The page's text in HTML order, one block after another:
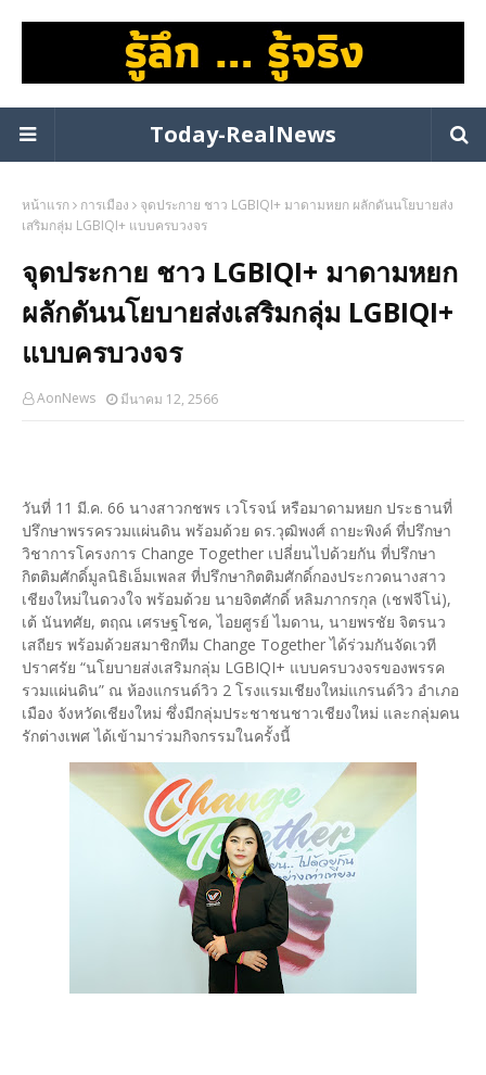
Today-RealNews
หน้าแรก การเมือง
จุดประกาย ชาว LGBIQI+ มาดามหยก ผลักดันนโยบายส่ง
เสริมกลุ่ม LGBIQI+ แบบครบวงจร
จุดประกาย ชาว LGBIQI+ มาดามหยก
ผลักดันนโยบายส่งเสริมกลุ่ม LGBIQI+
แบบครบวงจร
AonNews มีนาคม 12, 2566
วันที่ 11 มี.ค. 66 นางสาวกชพร เวโรจน์ หรือมาดามหยก ประธานที่
ปรึกษาพรรครวมแผ่นดิน พร้อมด้วย ดร.วุฒิพงศ์ ถายะพิงค์ ที่ปรึกษา
วิชาการโครงการ Change Together เปลี่ยนไปด้วยกัน ที่ปรึกษา
กิตติมศักดิ์มูลนิธิเอ็มเพลส ที่ปรึกษากิตติมศักดิ์กองประกวดนางสาว
เชียงใหม่ในดวงใจ พร้อมด้วย นายจิตศักดิ์ หลิมภากรกุล (เชฟจีโน่),
เต้ นันทศัย, ตฤณ เศรษฐโชค, ไอยศูรย์ ไมดาน, นายพรชัย จิตรนว
เสถียร พร้อมด้วยสมาชิกทีม Change Together ได้ร่วมกันจัดเวที
ปราศรัย “นโยบายส่งเสริมกลุ่ม LGBIQI+ แบบครบวงจรของพรรค
รวมแผ่นดิน” ณ ห้องแกรนด์วิว 2 โรงแรมเชียงใหม่แกรนด์วิว อำเภอ
เมือง จังหวัดเชียงใหม่ ซึ่งมีกลุ่มประชาชนชาวเชียงใหม่ และกลุ่มคน
รักต่างเพศ ได้เข้ามาร่วมกิจกรรมในครั้งนี้